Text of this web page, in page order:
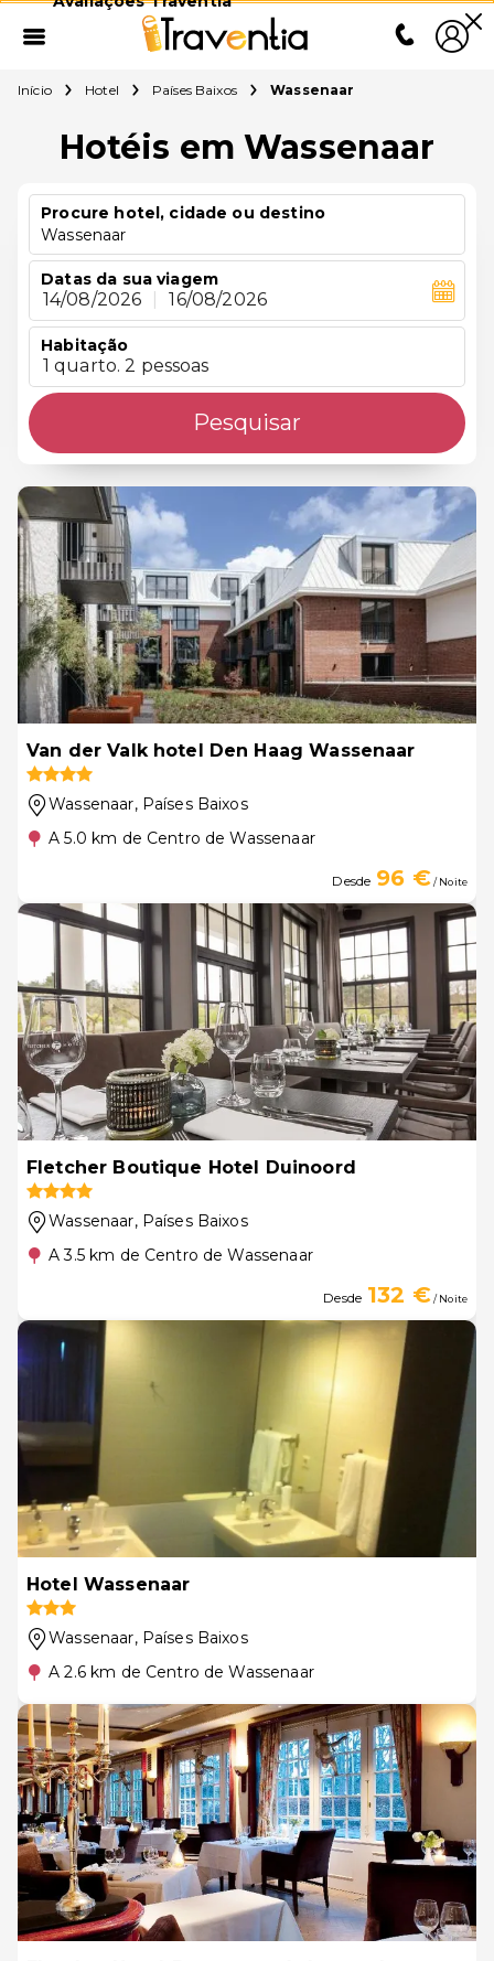
Início Hotel Países Baixos Wassenaar
Hotéis em Wassenaar
Procure hotel, cidade ou destino
Wassenaar
Datas da sua viagem
14/08/2026 16/08/2026
Habitação
1 quarto. 2 pessoas
Pesquisar
Van der Valk hotel Den Haag Wassenaar
Wassenaar, Países Baixos
A 5.0 km de Centro de Wassenaar
Desde 96 €/ Noite
Fletcher Boutique Hotel Duinoord
Wassenaar, Países Baixos
A 3.5 km de Centro de Wassenaar
Desde 132 €/ Noite
Hotel Wassenaar
Wassenaar, Países Baixos
A 2.6 km de Centro de Wassenaar